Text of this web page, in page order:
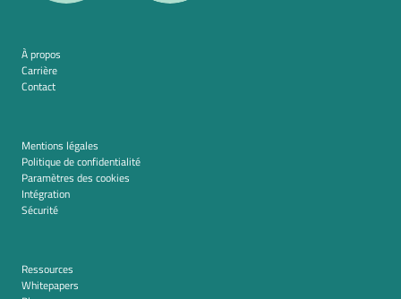
À propos
Carrière
Contact
Mentions légales
Politique de confidentialité
Paramètres des cookies
Intégration
Sécurité
Ressources
Whitepapers